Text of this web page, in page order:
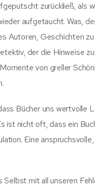
zurückließ, als
aufgetaucht. Was,
Autoren, Geschichten
der die Hinweise
von greller
Bücher uns wertvolle
ist nicht oft, dass ein
Eine
mit all unseren